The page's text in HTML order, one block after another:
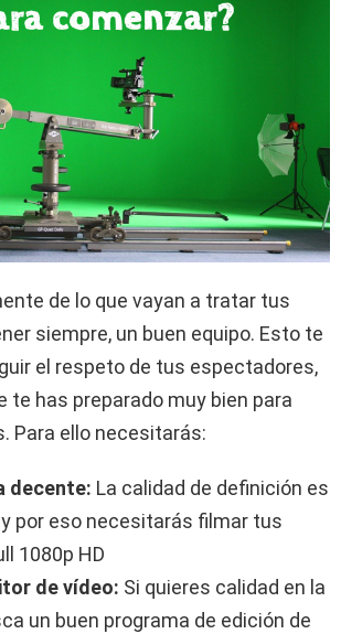
de lo que vayan a tratar tus
siempre, un buen equipo. Esto te
el respeto de tus espectadores,
te has preparado muy bien para
Para ello necesitarás:
decente: La calidad de definición es
por eso necesitarás filmar tus
1080p HD
de vídeo: Si quieres calidad en la
un buen programa de edición de